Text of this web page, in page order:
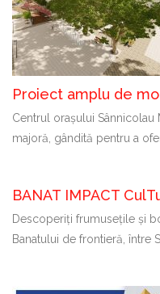
Proiect amplu de
Centrul orașului
majoră, gândită pentru a
BANAT IMPACT
Descoperiți frumusețile și
Banatului de frontieră, între